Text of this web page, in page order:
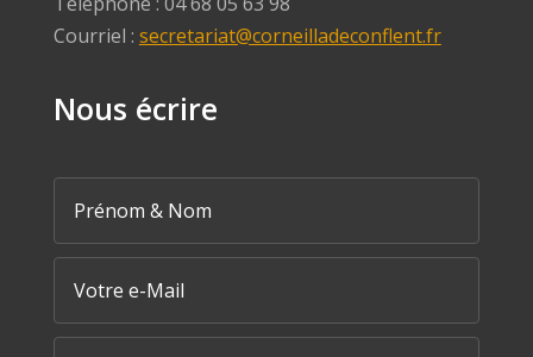
Courriel : secretariat@corneilladeconflent.fr
Nous écrire